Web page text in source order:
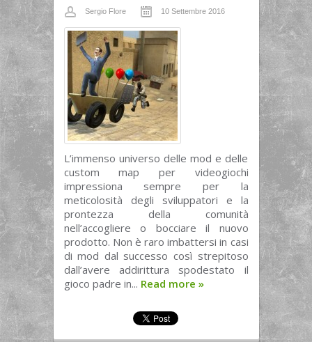
Sergio Flore 10 Settembre 2016
L’immenso universo delle mod e delle
custom map per videogiochi
impressiona sempre per la
meticolosità degli sviluppatori e la
prontezza della comunità
nell’accogliere o bocciare il nuovo
prodotto. Non è raro imbattersi in casi
di mod dal successo così strepitoso
dall’avere addirittura spodestato il
gioco padre in... Read more »